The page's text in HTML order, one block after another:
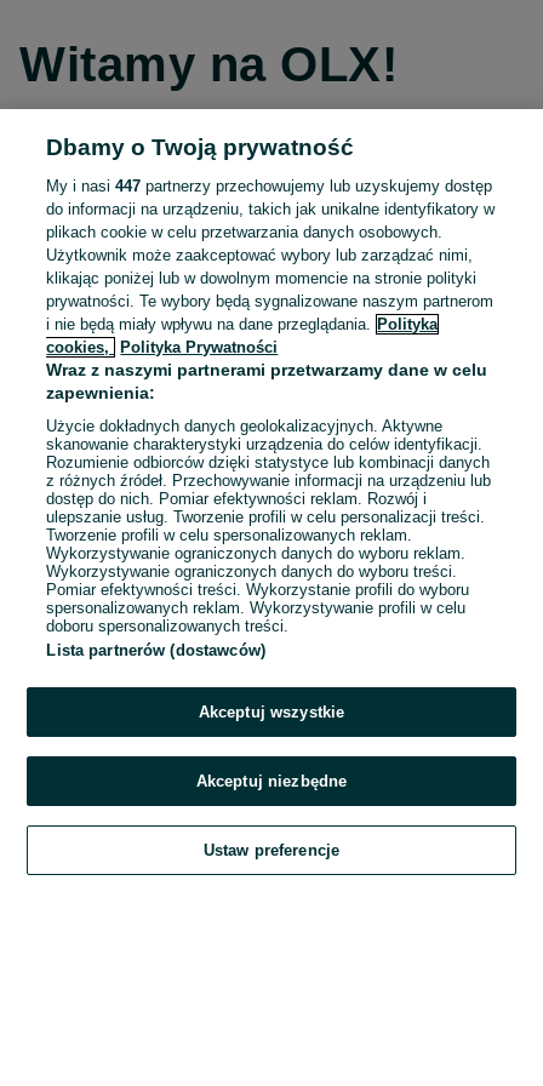
Witamy na OLX!
Kontynuuj przez Facebooka
Kontynuuj przez konto Apple
Kontynuuj przez konto Google
LUB
E-mail
Hasło
Zaloguj się
Kontynuując za pośrednictwem jednego z dostawców wskazanych powyżej,
OLX.pl w jego aktualnym brzmieniu.
Dbamy o Twoją prywatność
My i nasi447 partnerzy przechowujemy lub uzyskujemy dostęp
do informacji na urządzeniu, takich jak unikalne identyfikatory w
plikach cookie w celu przetwarzania danych osobowych.
Użytkownik może zaakceptować wybory lub zarządzać nimi,
klikając poniżej lub w dowolnym momencie na stronie polityki
prywatności. Te wybory będą sygnalizowane naszym partnerom
i nie będą miały wpływu na dane przeglądania.
Polityka
cookies,
Polityka Prywatności
Wraz z naszymi partnerami przetwarzamy dane w celu
zapewnienia:
Użycie dokładnych danych geolokalizacyjnych. Aktywne
skanowanie charakterystyki urządzenia do celów identyfikacji.
Rozumienie odbiorców dzięki statystyce lub kombinacji danych
z różnych źródeł. Przechowywanie informacji na urządzeniu lub
dostęp do nich. Pomiar efektywności reklam. Rozwój i
ulepszanie usług. Tworzenie profili w celu personalizacji treści.
Tworzenie profili w celu spersonalizowanych reklam.
Wykorzystywanie ograniczonych danych do wyboru reklam.
Wykorzystywanie ograniczonych danych do wyboru treści.
Pomiar efektywności treści. Wykorzystanie profili do wyboru
spersonalizowanych reklam. Wykorzystywanie profili w celu
doboru spersonalizowanych treści.
Lista partnerów (dostawców)
Akceptuj wszystkie
Akceptuj niezbędne
Ustaw preferencje